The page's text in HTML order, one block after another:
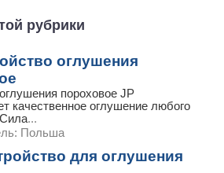
рубрики
оглушения
пороховое JP
качественное оглушение любого
...
Польша
для оглушения